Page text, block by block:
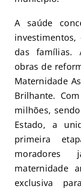
A saúde
das famílias.
obras de
Maternidade
Brilhante.
milhões,
Estado, a
primeira
maternidade
exclusiva